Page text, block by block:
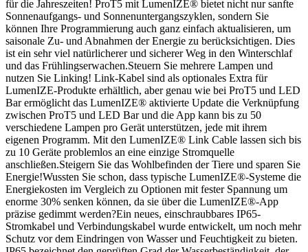
für die Jahreszeiten! ProT5 mit LumenIZE® bietet nicht nur sanfte
Sonnenaufgangs- und Sonnenuntergangszyklen, sondern Sie
können Ihre Programmierung auch ganz einfach aktualisieren, um
saisonale Zu- und Abnahmen der Energie zu berücksichtigen. Dies
ist ein sehr viel natürlicherer und sicherer Weg in den Winterschlaf
und das Frühlingserwachen.Steuern Sie mehrere Lampen und
nutzen Sie Linking! Link-Kabel sind als optionales Extra für
LumenIZE-Produkte erhältlich, aber genau wie bei ProT5 und LED
Bar ermöglicht das LumenIZE® aktivierte Update die Verknüpfung
zwischen ProT5 und LED Bar und die App kann bis zu 50
verschiedene Lampen pro Gerät unterstützen, jede mit ihrem
eigenen Programm. Mit den LumenIZE® Link Cable lassen sich bis
zu 10 Geräte problemlos an eine einzige Stromquelle
anschließen.Steigern Sie das Wohlbefinden der Tiere und sparen Sie
Energie!Wussten Sie schon, dass typische LumenIZE®-Systeme die
Energiekosten im Vergleich zu Optionen mit fester Spannung um
enorme 30% senken können, da sie über die LumenIZE®-App
präzise gedimmt werden?Ein neues, einschraubbares IP65-
Stromkabel und Verbindungskabel wurde entwickelt, um noch mehr
Schutz vor dem Eindringen von Wasser und Feuchtigkeit zu bieten.